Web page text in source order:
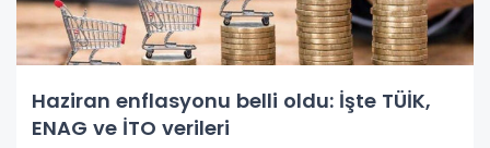
Haziran enflasyonu belli oldu: İşte TÜİK,
ENAG ve İTO verileri